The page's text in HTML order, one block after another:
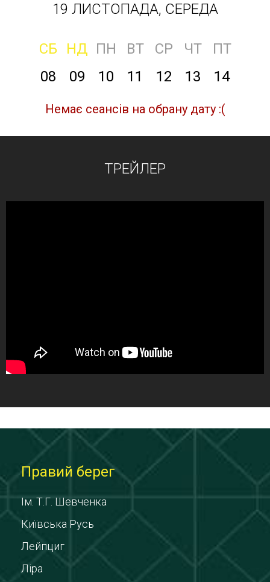
19 ЛИСТОПАДА, СЕРЕДА
СБ НД ПН ВТ СР ЧТ
ПТ
08
09 10 11 12 13 14
Немає сеансів на обрану дату :(
ТРЕЙЛЕР
Правий берег
Ім. Т.Г. Шевченка
Київська Русь
Лейпциг
Ліра